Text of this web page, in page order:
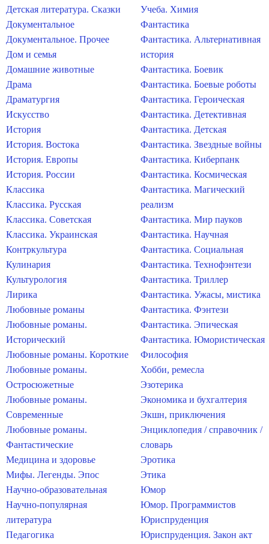
Детская литература. Сказки
Документальное
Документальное. Прочее
Дом и семья
Домашние животные
Драма
Драматургия
Искусство
История
История. Востока
История. Европы
История. России
Классика
Классика. Русская
Классика. Советская
Классика. Украинская
Контркультура
Кулинария
Культурология
Лирика
Любовные романы
Любовные романы.
Исторический
Любовные романы. Короткие
Любовные романы.
Остросюжетные
Любовные романы.
Современные
Любовные романы.
Фантастические
Медицина и здоровье
Мифы. Легенды. Эпос
Научно-образовательная
Научно-популярная
литература
Педагогика
Учеба. Химия
Фантастика
Фантастика. Альтернативная
история
Фантастика. Боевик
Фантастика. Боевые роботы
Фантастика. Героическая
Фантастика. Детективная
Фантастика. Детская
Фантастика. Звездные войны
Фантастика. Киберпанк
Фантастика. Космическая
Фантастика. Магический
реализм
Фантастика. Мир пауков
Фантастика. Научная
Фантастика. Социальная
Фантастика. Технофэнтези
Фантастика. Триллер
Фантастика. Ужасы, мистика
Фантастика. Фэнтези
Фантастика. Эпическая
Фантастика. Юмористическая
Философия
Хобби, ремесла
Эзотерика
Экономика и бухгалтерия
Экшн, приключения
Энциклопедия / справочник /
словарь
Эротика
Этика
Юмор
Юмор. Программистов
Юриспруденция
Юриспруденция. Закон акт